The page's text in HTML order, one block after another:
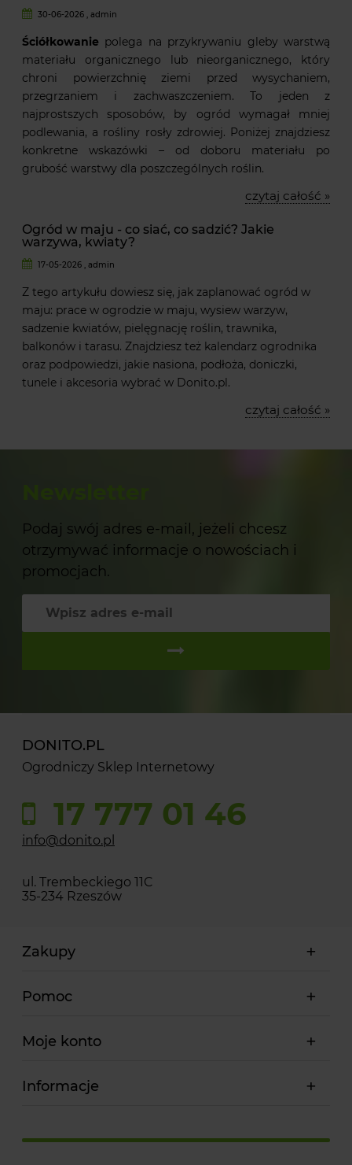
30-06-2026 , admin
Ściółkowanie polega na przykrywaniu gleby warstwą
materiału organicznego lub nieorganicznego, który
chroni powierzchnię ziemi przed wysychaniem,
przegrzaniem i zachwaszczeniem. To jeden z
najprostszych sposobów, by ogród wymagał mniej
podlewania, a rośliny rosły zdrowiej. Poniżej znajdziesz
konkretne wskazówki – od doboru materiału po
grubość warstwy dla poszczególnych roślin.
czytaj całość »
Ogród w maju - co siać, co sadzić? Jakie
warzywa, kwiaty?
17-05-2026 , admin
Z tego artykułu dowiesz się, jak zaplanować ogród w
maju: prace w ogrodzie w maju, wysiew warzyw,
sadzenie kwiatów, pielęgnację roślin, trawnika,
balkonów i tarasu. Znajdziesz też kalendarz ogrodnika
oraz podpowiedzi, jakie nasiona, podłoża, doniczki,
tunele i akcesoria wybrać w Donito.pl.
czytaj całość »
Podaj swój adres e-mail, jeżeli chcesz
otrzymywać informacje o nowościach i
promocjach.
DONITO.PL
Ogrodniczy Sklep Internetowy
17 777 01 46
info@donito.pl
ul. Trembeckiego 11C
35-234 Rzeszów
Zakupy
Pomoc
Moje konto
Informacje